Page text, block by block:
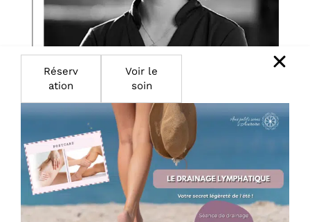
Réserv
ation
Voir le
soin